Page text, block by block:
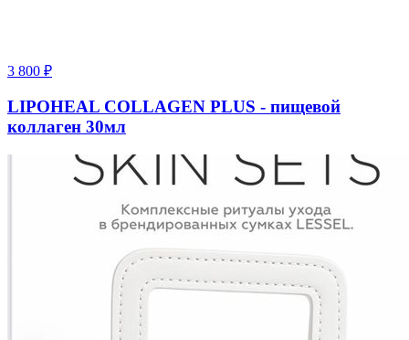
3 800 ₽
LIPOHEAL COLLAGEN PLUS - пищевой
коллаген 30мл